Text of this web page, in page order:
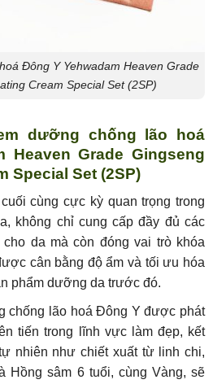
Đông Y Yehwadam Heaven Grade
Cream Special Set (2SP)
dưỡng chống lão hoá
Heaven Grade Gingseng
Special Set (2SP)
cùng cực kỳ quan trọng trong
không chỉ cung cấp đầy đủ các
da mà còn đóng vai trò khóa
cân bằng độ ẩm và tối ưu hóa
phẩm dưỡng da trước đó.
chống lão hoá Đông Y được phát
tiến trong lĩnh vực làm đẹp, kết
nhiên như chiết xuất từ linh chi,
Hồng sâm 6 tuổi, cùng Vàng, sẽ